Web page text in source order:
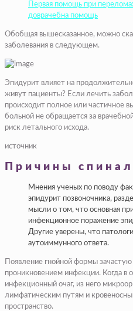
Первая помощь при
доврачебна помощь
Обобщая вышесказанное, можно
заболевания в следующем.
Эпидурит влияет на
живут пациенты? Если лечить
происходит полное или частичное
больной не обращается за
риск летального исхода.
источник
Причины
Мнения ученых по поводу
эпидурит позвоночника,
мысли о том, что основная
инфекционное поражение
Другие уверены, что
аутоиммунного ответа.
Появление гнойной формы
проникновением инфекции. Когда в
инфекционный очаг, из него
лимфатическим путям и
пространство.